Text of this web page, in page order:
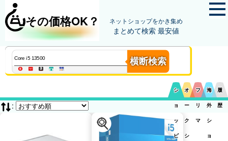
その価格OK？ ネットショップをかき集め
まとめて検索 最安値
横断検索
シ
ョ
ッ
ピ
オ
ー
ク
シ
フ
リ
マ
海
外
シ
ョ
履
歴
: